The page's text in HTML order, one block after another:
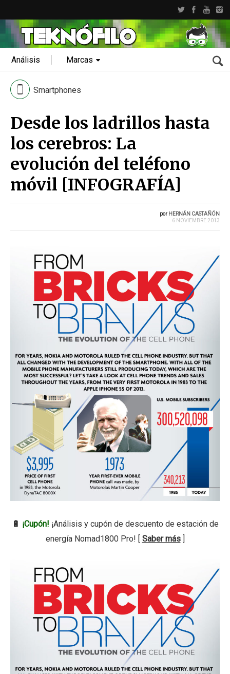
Análisis Marcas
Smartphones
Desde los ladrillos hasta
los cerebros: La
evolución del teléfono
móvil [INFOGRAFÍA]
por HERNÁN CASTAÑÓN
6 NOVIEMBRE 2013
🔋 ¡Cupón! ¡Análisis y cupón de descuento de estación de
energía Nomad1800 Pro! [ Saber más]